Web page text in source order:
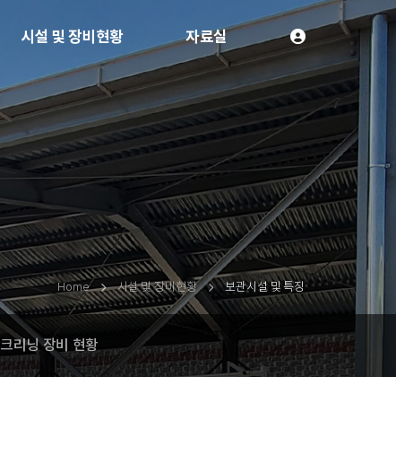
시설 및 장비현황 자료실
Home 시설 및 장비현황 보관시설 및 특징
크리닝 장비 현황